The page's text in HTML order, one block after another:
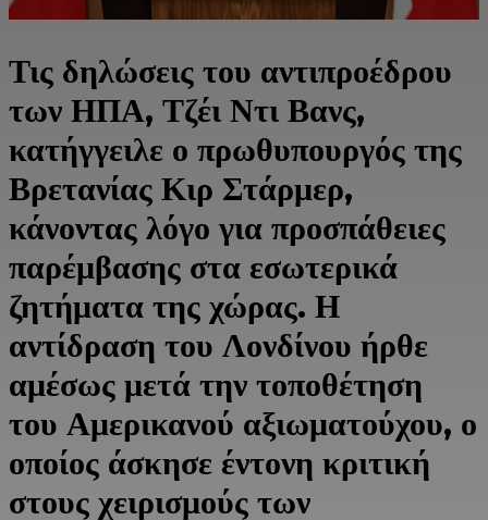
Τις δηλώσεις του αντιπροέδρου
των ΗΠΑ, Τζέι Ντι Βανς,
κατήγγειλε ο πρωθυπουργός της
Βρετανίας Κιρ Στάρμερ,
κάνοντας λόγο για προσπάθειες
παρέμβασης στα εσωτερικά
ζητήματα της χώρας. Η
αντίδραση του Λονδίνου ήρθε
αμέσως μετά την τοποθέτηση
του Αμερικανού αξιωματούχου, ο
οποίος άσκησε έντονη κριτική
στους χειρισμούς των